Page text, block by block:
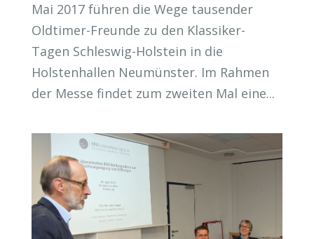
Mai 2017 führen die Wege tausender
Oldtimer-Freunde zu den Klassiker-
Tagen Schleswig-Holstein in die
Holstenhallen Neumünster. Im Rahmen
der Messe findet zum zweiten Mal eine...